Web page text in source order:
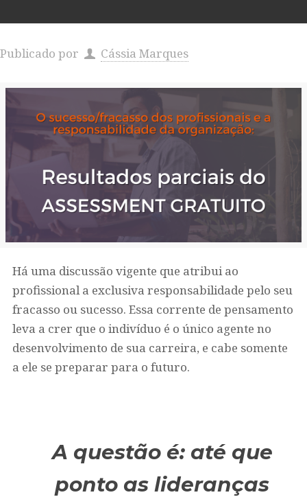
Publicado por Cássia Marques
Há uma discussão vigente que atribui ao
profissional a exclusiva responsabilidade pelo seu
fracasso ou sucesso. Essa corrente de pensamento
leva a crer que o indivíduo é o único agente no
desenvolvimento de sua carreira, e cabe somente
a ele se preparar para o futuro.
A questão é: até que
ponto as lideranças